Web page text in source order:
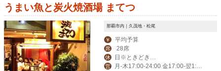
うまい魚と炭火焼酒場 まてつ
那覇市内｜久茂地・松尾
￥ 平均予算
席 28席
休
曜日
営
月-木17:00-24:00 金17:00-翌1:00